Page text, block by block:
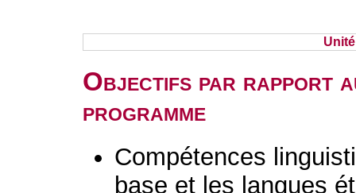
Objectifs par rapport
programme
Compétences
base et les langues